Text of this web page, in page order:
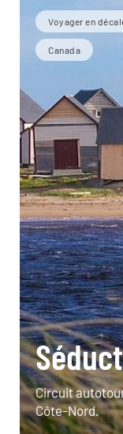
Voyager en
Canada
Circuit
Côte-Nord.